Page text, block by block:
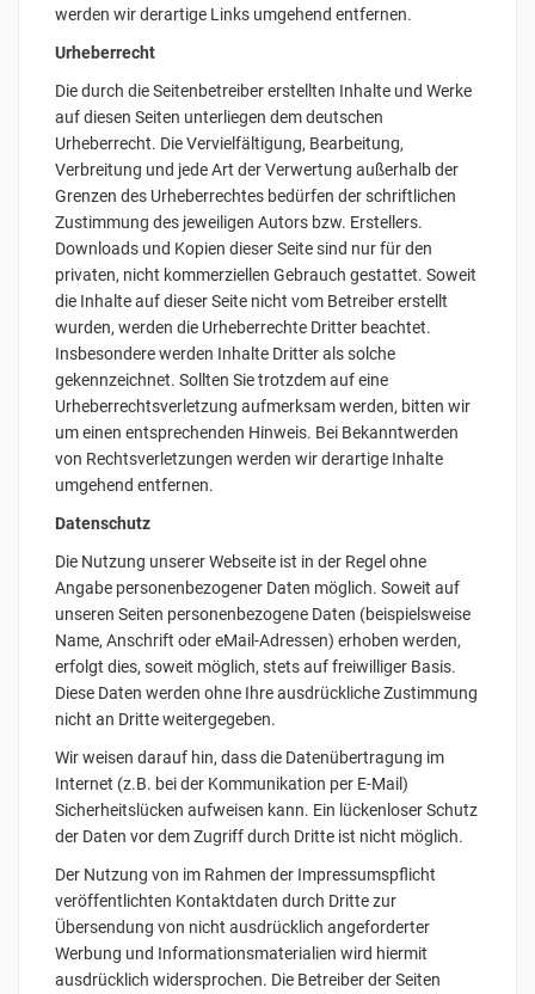
werden wir derartige Links umgehend entfernen.
Urheberrecht
Die durch die Seitenbetreiber erstellten Inhalte und Werke
auf diesen Seiten unterliegen dem deutschen
Urheberrecht. Die Vervielfältigung, Bearbeitung,
Verbreitung und jede Art der Verwertung außerhalb der
Grenzen des Urheberrechtes bedürfen der schriftlichen
Zustimmung des jeweiligen Autors bzw. Erstellers.
Downloads und Kopien dieser Seite sind nur für den
privaten, nicht kommerziellen Gebrauch gestattet. Soweit
die Inhalte auf dieser Seite nicht vom Betreiber erstellt
wurden, werden die Urheberrechte Dritter beachtet.
Insbesondere werden Inhalte Dritter als solche
gekennzeichnet. Sollten Sie trotzdem auf eine
Urheberrechtsverletzung aufmerksam werden, bitten wir
um einen entsprechenden Hinweis. Bei Bekanntwerden
von Rechtsverletzungen werden wir derartige Inhalte
umgehend entfernen.
Datenschutz
Die Nutzung unserer Webseite ist in der Regel ohne
Angabe personenbezogener Daten möglich. Soweit auf
unseren Seiten personenbezogene Daten (beispielsweise
Name, Anschrift oder eMail-Adressen) erhoben werden,
erfolgt dies, soweit möglich, stets auf freiwilliger Basis.
Diese Daten werden ohne Ihre ausdrückliche Zustimmung
nicht an Dritte weitergegeben.
Wir weisen darauf hin, dass die Datenübertragung im
Internet (z.B. bei der Kommunikation per E-Mail)
Sicherheitslücken aufweisen kann. Ein lückenloser Schutz
der Daten vor dem Zugriff durch Dritte ist nicht möglich.
Der Nutzung von im Rahmen der Impressumspflicht
veröffentlichten Kontaktdaten durch Dritte zur
Übersendung von nicht ausdrücklich angeforderter
Werbung und Informationsmaterialien wird hiermit
ausdrücklich widersprochen. Die Betreiber der Seiten